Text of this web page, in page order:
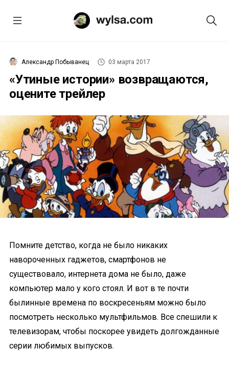
Александр Побыванец 03 марта 2017
«Утиные истории» возвращаются,
оцените трейлер
Помните детство, когда не было никаких
навороченных гаджетов, смартфонов не
существовало, интернета дома не было, даже
компьютер мало у кого стоял. И вот в те почти
былинные времена по воскресеньям можно было
посмотреть несколько мультфильмов. Все спешили к
телевизорам, чтобы поскорее увидеть долгожданные
серии любимых выпусков.